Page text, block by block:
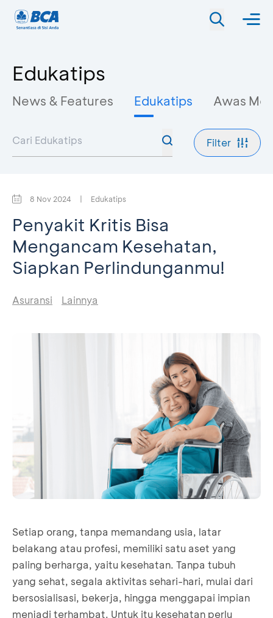
Edukatips
News & Features Edukatips Awas
Filter
8 Nov 2024 | Edukatips
Penyakit Kritis Bisa
Mengancam Kesehatan,
Siapkan Perlindunganmu!
Asuransi Lainnya
Setiap orang, tanpa memandang usia, latar
belakang atau profesi, memiliki satu aset yang
paling berharga, yaitu kesehatan. Tanpa tubuh
yang sehat, segala aktivitas sehari-hari, mulai dari
bersosialisasi, bekerja, hingga menggapai impian
menjadi terhambat. Untuk itu kesehatan perlu